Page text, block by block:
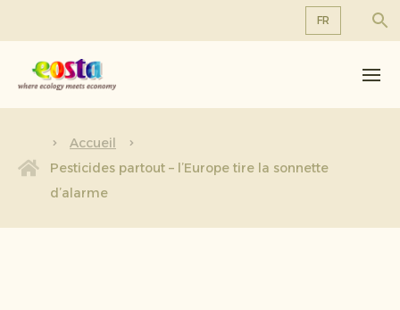
FR
À propos de nous
Produits
Durabilité
Nouvelles et communiqués
Travailler chez Eosta
Accueil
Pesticides partout – l’Europe tire la sonnette
d’alarme